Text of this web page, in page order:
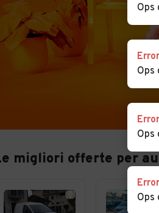
migliori offerte per
Ops
Error
Ops
Error
Ops
Error
Ops